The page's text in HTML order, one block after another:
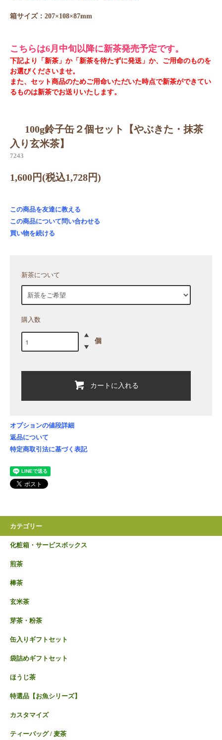
箱サイズ：207×108×87mm
こちらは6月中旬以降に新茶発売予定です。
下記より「新茶」か「新茶を待たずに発送」か、ご用命のものを
お選びくださいませ。
また、セット商品のためご用命いただいた時点で新茶ができてい
るものは新茶でお送りいたします。
100g鈴子缶２個セット【やぶきた・抹茶
入り玄米茶】
7243
1,600円(税込1,728円)
この商品を友達に教える
この商品について問い合わせる
買い物を続ける
新茶について
購入数
個
カートに入れる
オプションの値段詳細
返品について
特定商取引法に基づく表記
カテゴリー
化粧箱・サービスボックス
煎茶
棒茶
玄米茶
芽茶・粉茶
缶入りギフトセット
袋詰めギフトセット
ほうじ茶
特選品【お魚シリーズ】
カスタマイズ
ティーバッグ / 麦茶